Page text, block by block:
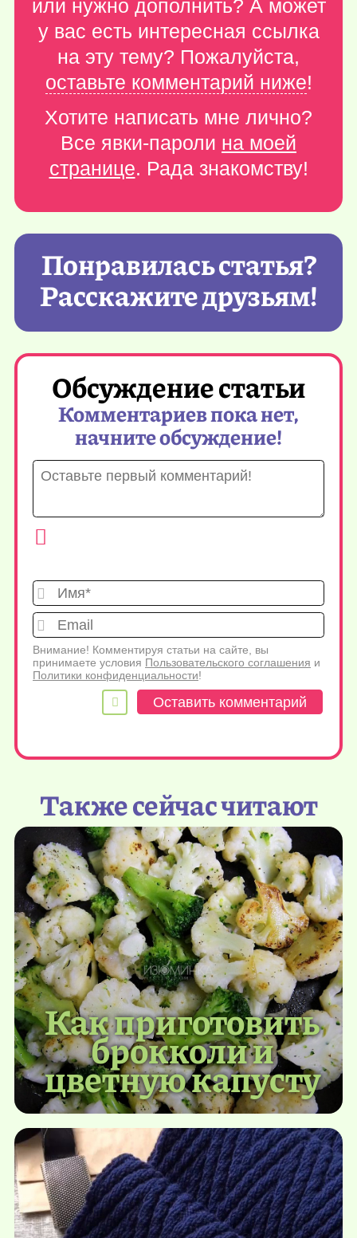
или нужно дополнить? А может
у вас есть интересная ссылка
на эту тему? Пожалуйста,
оставьте комментарий ниже!
Хотите написать мне лично?
Все явки-пароли на моей
странице. Рада знакомству!
Понравилась статья?
Расскажите друзьям!
Обсуждение статьи
Комментариев пока нет,
начните обсуждение!
Имя*
Внимание! Комментируя статьи на сайте, вы
принимаете условия Пользовательского соглашения и
Политики конфиденциальности!
Также сейчас читают
Как приготовить
брокколи и
цветную капусту